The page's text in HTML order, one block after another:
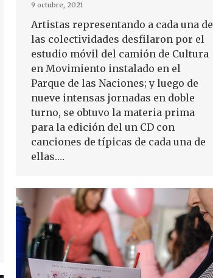
9 octubre, 2021
Artistas representando a cada una de
las colectividades desfilaron por el
estudio móvil del camión de Cultura
en Movimiento instalado en el
Parque de las Naciones; y luego de
nueve intensas jornadas en doble
turno, se obtuvo la materia prima
para la edición del un CD con
canciones de típicas de cada una de
ellas.…